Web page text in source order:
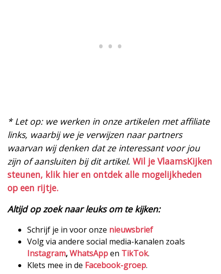
* Let op: we werken in onze artikelen met affiliate
links, waarbij we je verwijzen naar partners
waarvan wij denken dat ze interessant voor jou
zijn of aansluiten bij dit artikel. Wil je VlaamsKijken
steunen, klik hier en ontdek alle mogelijkheden
op een rijtje.
Altijd op zoek naar leuks om te kijken:
Schrijf je in voor onze nieuwsbrief
Volg via andere social media-kanalen zoals
Instagram,WhatsAppen TikTok.
Klets mee in de Facebook-groep.